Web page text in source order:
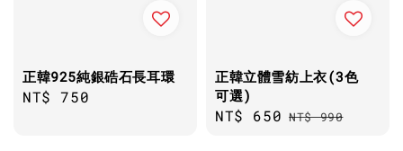
正韓925純銀硞石長耳環
Regular
NT$ 750
正韓立體雪紡上衣(3色
可選)
Sale
NT$ 650 Regular
NT$ 990